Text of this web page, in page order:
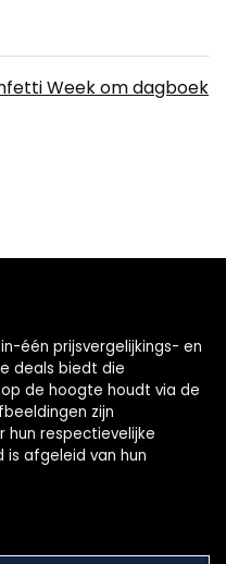
Week om dagboek
één prijsvergelijkings- en
deals biedt die
de hoogte houdt via de
zijn
hun respectievelijke
is afgeleid van hun